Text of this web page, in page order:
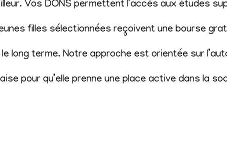
Vos DONS permettent l’accès aux études
filles sélectionnées reçoivent une bourse
long terme. Notre approche est orientée sur
pour qu’elle prenne une place active dans la